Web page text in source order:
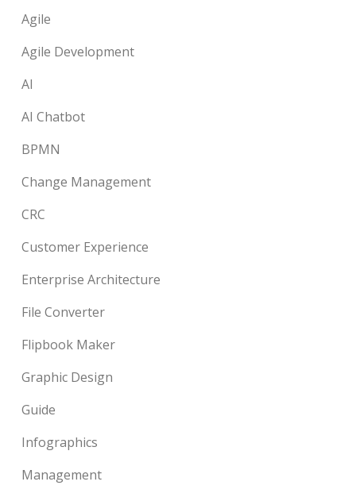
Agile
Agile Development
AI
AI Chatbot
BPMN
Change Management
CRC
Customer Experience
Enterprise Architecture
File Converter
Flipbook Maker
Graphic Design
Guide
Infographics
Management